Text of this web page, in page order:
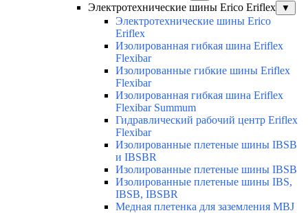
Электротехнические шины Erico Eriflex ▼
Электротехнические шины Erico
Eriflex
Изолированная гибкая шина Eriflex
Flexibar
Изолированные гибкие шины Eriflex
Flexibar
Изолированная гибкая шина Eriflex
Flexibar Summum
Гидравлический рабочий центр Eriflex
Flexibar
Изолированные плетеные шины IBSB
и IBSBR
Изолированные плетеные шины IBSB
Изолированные плетеные шины IBS,
IBSB, IBSBR
Медная плетенка для заземления MBJ